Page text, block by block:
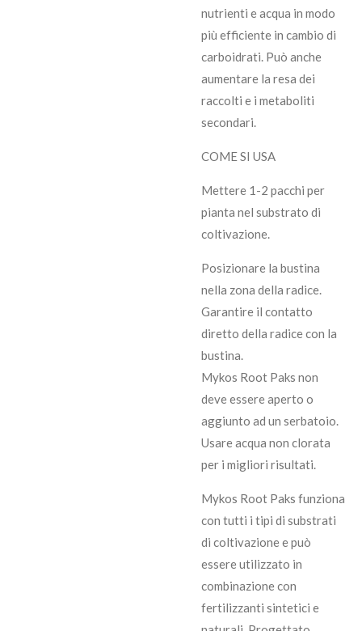
nutrienti e acqua in modo
più efficiente in cambio di
carboidrati. Può anche
aumentare la resa dei
raccolti e i metaboliti
secondari.
COME SI USA
Mettere 1-2 pacchi per
pianta nel substrato di
coltivazione.
Posizionare la bustina
nella zona della radice.
Garantire il contatto
diretto della radice con la
bustina.
Mykos Root Paks non
deve essere aperto o
aggiunto ad un serbatoio.
Usare acqua non clorata
per i migliori risultati.
Mykos Root Paks funziona
con tutti i tipi di substrati
di coltivazione e può
essere utilizzato in
combinazione con
fertilizzanti sintetici e